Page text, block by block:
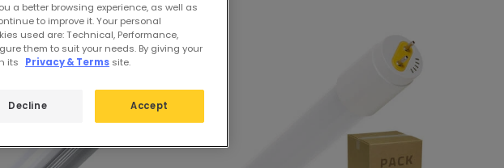
a better browsing experience, as well as
to improve it. Your personal
used are: Technical, Performance,
them to suit your needs. By giving your
its
Privacy & Terms site.
Decline Accept